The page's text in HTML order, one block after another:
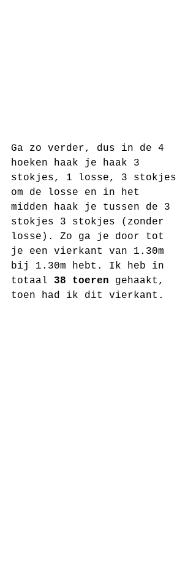
Ga zo verder, dus in de 4
hoeken haak je haak 3
stokjes, 1 losse, 3 stokjes
om de losse en in het
midden haak je tussen de 3
stokjes 3 stokjes (zonder
losse). Zo ga je door tot
je een vierkant van 1.30m
bij 1.30m hebt. Ik heb in
totaal 38 toeren gehaakt,
toen had ik dit vierkant.